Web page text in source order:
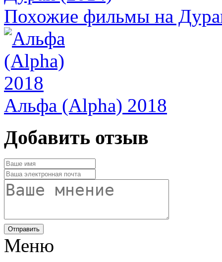
Похожие фильмы на
Альфа (Alpha) 2018
Добавить отзыв
Отправить
Меню